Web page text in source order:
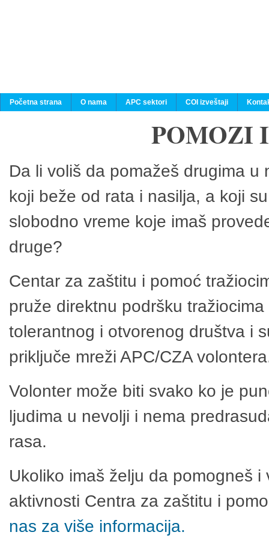
Početna strana O nama APC sektori COI izveštaji
POMOZI
Da li voliš da pomažeš drugima
koji beže od rata i nasilja, a koji
slobodno vreme koje imaš
druge?
Centar za zaštitu i pomoć
pruže direktnu podršku
tolerantnog i otvorenog društva i
priključe mreži APC/CZA
Volonter može biti svako ko je
ljudima u nevolji i nema
rasa.
Ukoliko imaš želju da pomogneš
aktivnosti Centra za zaštitu i
nas za više informacija.